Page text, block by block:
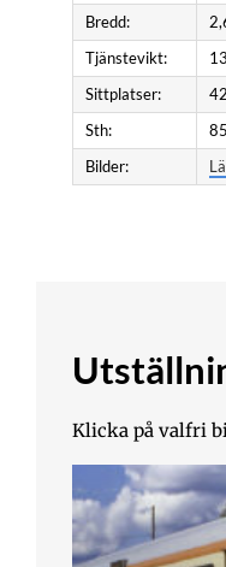
Bredd:
Tjänstevikt:
Sittplatser:
Sth:
Bilder:
Klicka på valfri